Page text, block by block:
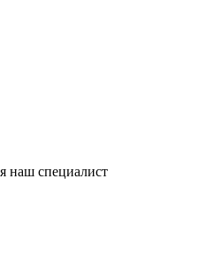
наш специалист